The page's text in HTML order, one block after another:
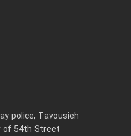
police, Tavousieh
of 54th Street